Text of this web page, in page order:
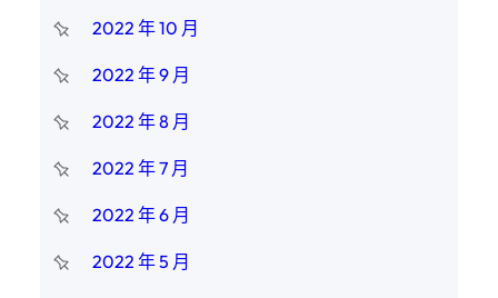
2022 年 10 月
2022 年 9 月
2022 年 8 月
2022 年 7 月
2022 年 6 月
2022 年 5 月